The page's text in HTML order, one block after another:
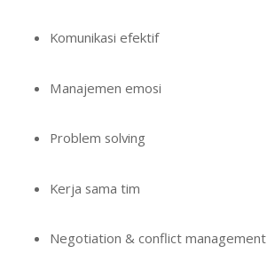
Komunikasi efektif
Manajemen emosi
Problem solving
Kerja sama tim
Negotiation & conflict management